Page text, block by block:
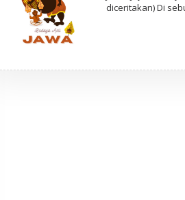
diceritakan) Di